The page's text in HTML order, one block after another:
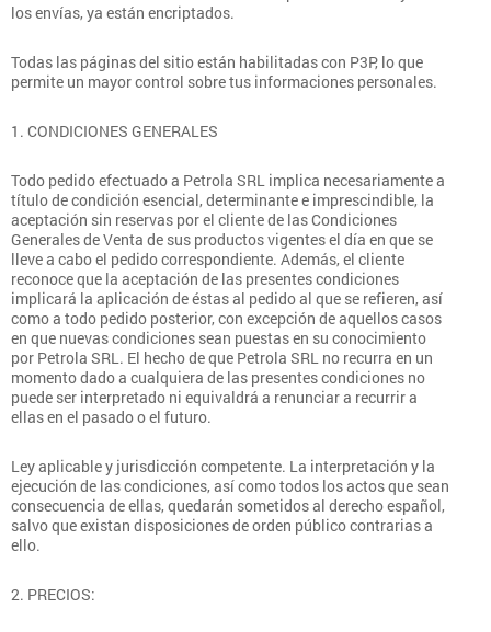
los envías, ya están encriptados.
Todas las páginas del sitio están habilitadas con P3P, lo que
permite un mayor control sobre tus informaciones personales.
1. CONDICIONES GENERALES
Todo pedido efectuado a Petrola SRL implica necesariamente a
título de condición esencial, determinante e imprescindible, la
aceptación sin reservas por el cliente de las Condiciones
Generales de Venta de sus productos vigentes el día en que se
lleve a cabo el pedido correspondiente. Además, el cliente
reconoce que la aceptación de las presentes condiciones
implicará la aplicación de éstas al pedido al que se refieren, así
como a todo pedido posterior, con excepción de aquellos casos
en que nuevas condiciones sean puestas en su conocimiento
por Petrola SRL. El hecho de que Petrola SRL no recurra en un
momento dado a cualquiera de las presentes condiciones no
puede ser interpretado ni equivaldrá a renunciar a recurrir a
ellas en el pasado o el futuro.
Ley aplicable y jurisdicción competente. La interpretación y la
ejecución de las condiciones, así como todos los actos que sean
consecuencia de ellas, quedarán sometidos al derecho español,
salvo que existan disposiciones de orden público contrarias a
ello.
2. PRECIOS: